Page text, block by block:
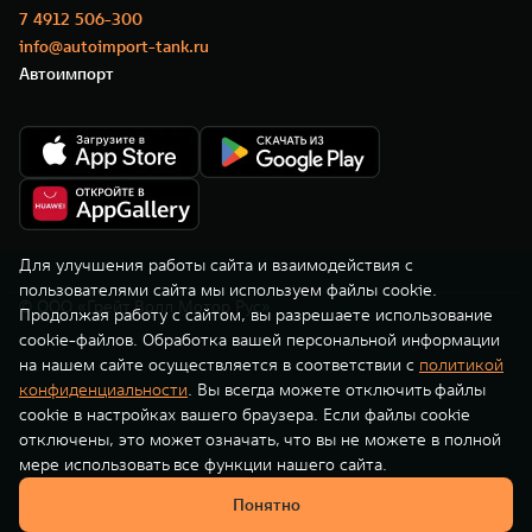
TANK 500
от 6 499 000 ₽ от 10 199 000 ₽
WEY 07
Расширяя границы комфорта
от 6 149 000 ₽
WEY 05
Эстетика нового времени
от 5 699 000 ₽
TANK Финансы
Корпоративным клиентам
TANK ФИНАНСЫ
TANK Кредит
TANK Лизинг
TANK Страхование
Сервис
Специальные предложения
ЦИФРОВЫЕ СЕРВИСЫ TANK
Цифровые сервисы TANK
Подписки
7 4912 506-300
info@autoimport-tank.ru
Автоимпорт
© ООО «Грейт Волл Мотор Рус»
Для улучшения работы сайта и взаимодействия с
пользователями сайта мы используем файлы cookie.
Продолжая работу с сайтом, вы разрешаете использование
cookie-файлов. Обработка вашей персональной информации
на нашем сайте осуществляется в соответствии с политикой
конфиденциальности. Вы всегда можете отключить файлы
cookie в настройках вашего браузера. Если файлы cookie
отключены, это может означать, что вы не можете в полной
мере использовать все функции нашего сайта.
Понятно